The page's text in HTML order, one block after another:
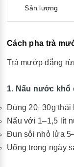
Sản lượng
Cách pha trà
Trà mướp đắng
1. Nấu nước khổ
Dùng 20–30g thái
Nấu với 1–1,5 lít
Đun sôi nhỏ lửa
Uống trong ngày